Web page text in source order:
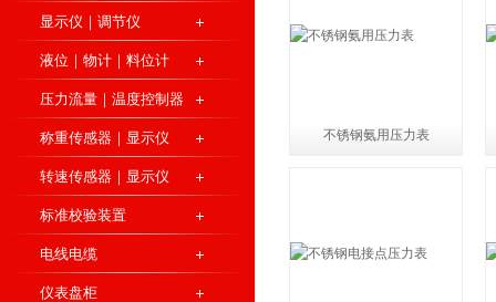
显示仪｜调节仪
液位｜物计｜料位计
压力流量｜温度控制器
称重传感器｜显示仪
转速传感器｜显示仪
标准校验装置
电线电缆
仪表盘柜
不锈钢氨用压力表